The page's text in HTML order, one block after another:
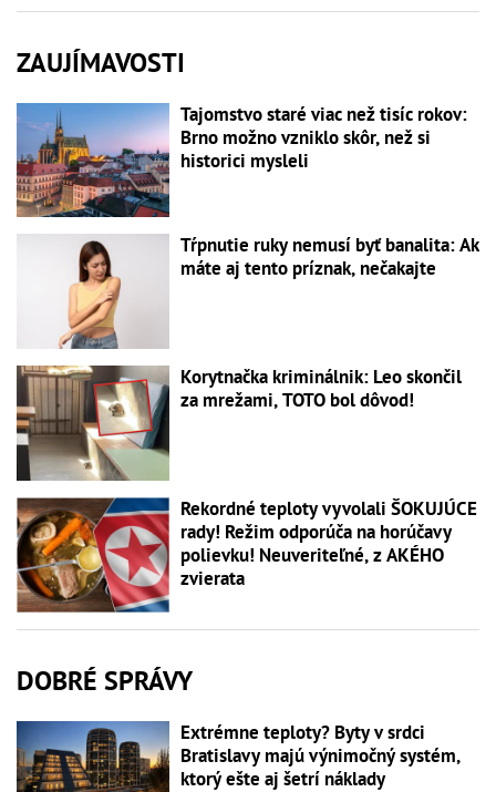
ZAUJÍMAVOSTI
Tajomstvo staré viac než tisíc rokov:
Brno možno vzniklo skôr, než si
historici mysleli
Tŕpnutie ruky nemusí byť banalita: Ak
máte aj tento príznak, nečakajte
Korytnačka kriminálnik: Leo skončil
za mrežami, TOTO bol dôvod!
Rekordné teploty vyvolali ŠOKUJÚCE
rady! Režim odporúča na horúčavy
polievku! Neuveriteľné, z AKÉHO
zvierata
DOBRÉ SPRÁVY
Extrémne teploty? Byty v srdci
Bratislavy majú výnimočný systém,
ktorý ešte aj šetrí náklady